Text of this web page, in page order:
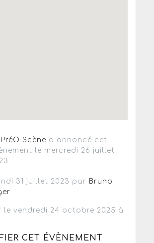
PréO Scène a annoncé cet
le mercredi 26 juillet
31 juillet 2023 par Bruno
le vendredi 24 octobre 2025 à
CET ÉVÈNEMENT